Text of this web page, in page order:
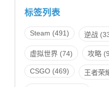
标签列表
Steam (491) 逆战
虚拟世界 (74) 攻略
CSGO (469) 王者荣